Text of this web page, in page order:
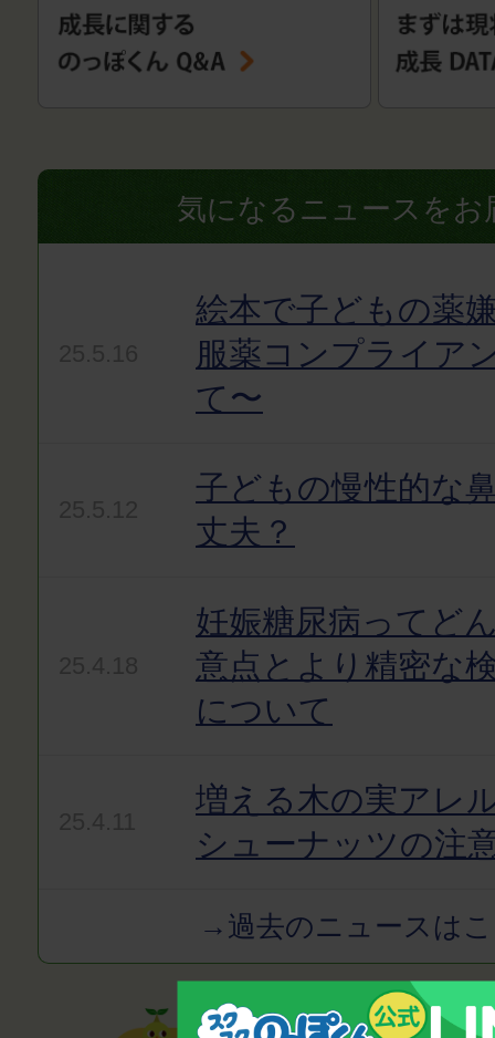
気になるニュースをお
絵本で子どもの薬
服薬コンプライア
て〜
子どもの慢性的な
丈夫？
妊娠糖尿病ってど
意点とより精密な
について
増える木の実アレ
シューナッツの注
→過去のニュースは